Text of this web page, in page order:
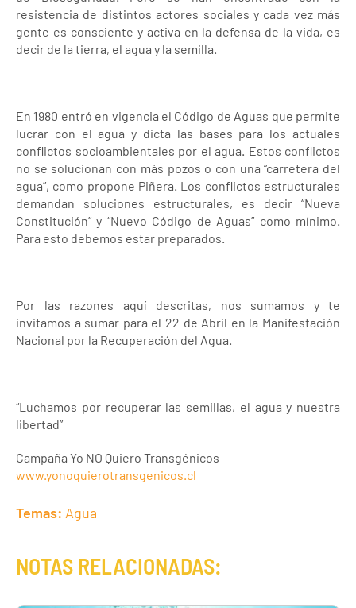
resistencia de distintos actores sociales y cada vez más
gente es consciente y activa en la defensa de la vida, es
decir de la tierra, el agua y la semilla.
En 1980 entró en vigencia el Código de Aguas que permite
lucrar con el agua y dicta las bases para los actuales
conflictos socioambientales por el agua. Estos conflictos
no se solucionan con más pozos o con una “carretera del
agua”, como propone Piñera. Los conflictos estructurales
demandan soluciones estructurales, es decir “Nueva
Constitución” y “Nuevo Código de Aguas” como mínimo.
Para esto debemos estar preparados.
Por las razones aquí descritas, nos sumamos y te
invitamos a sumar para el 22 de Abril en la Manifestación
Nacional por la Recuperación del Agua.
“Luchamos por recuperar las semillas, el agua y nuestra
libertad”
Campaña Yo NO Quiero Transgénicos
www.yonoquierotransgenicos.cl
Temas: Agua
NOTAS RELACIONADAS: